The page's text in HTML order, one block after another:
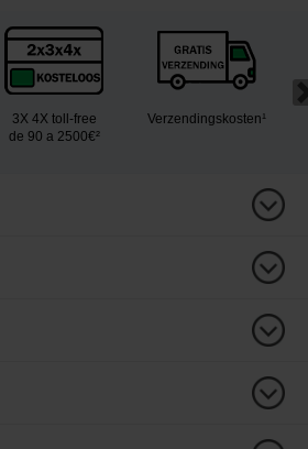
3X 4X toll-free
de 90 a 2500€²
Verzendingskosten¹